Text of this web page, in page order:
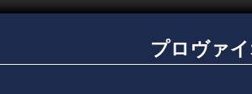
プロヴァ